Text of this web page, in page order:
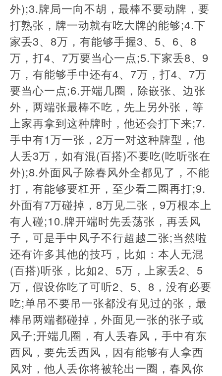
外);3.牌局一向不胡，最棒不要动牌，要
打熟张，牌一动就有吃大牌的能够;4.下
家丢3、8万，有能够手握3、5、6、8
万，打4、7万要当心一点;5.下家丢8、9
万，有能够手中还有4、7万，打4、7万
要当心一点;6.开端几圈，除嵌张、边张
外，两端张最棒不吃，先上另外张，等
上家再拿到这种牌时，他还会打下来;7.
手中有1万一张，2万一对这种牌型，他
人丢3万，如有混(百搭)不要吃(吃听张在
外);8.外面风子除春风外全都见了，不能
打，有能够要杠开，至少看二圈再打;9.
外面有7万碰掉，8万见二张，9万根本上
有人碰;10.牌开端时先丢荡张，再丢风
子，可是手中风子不行超越二张;当然啦
还有许多其他的技巧，比如：本人无混
(百搭)听张，比如2、5万，上家丢2、5
万，假设你吃了可听2、5、8，没有必要
吃;单吊不要吊一张都没有见过的张，最
棒吊两端都碰掉，外面见一张的张子或
风子;开端几圈，有人丢春风，手中有东
西风，要先丢西风，因有能够有人拿西
风对，他人丢你将被轮出一圈，春风你